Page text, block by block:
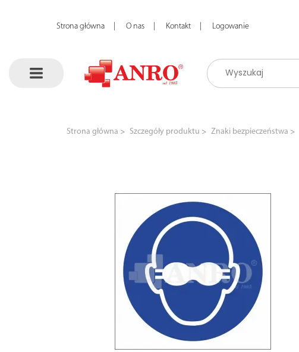
Strona główna O nas Kontakt Logowanie
Strona główna Szczegóły produktu Znaki bezpieczeństwa